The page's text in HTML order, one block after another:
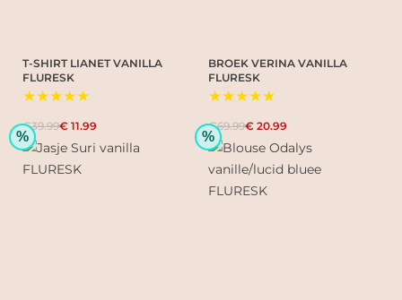
T-SHIRT LIANET VANILLA
FLURESK
★★★★★
€39.99€ 11.99
BROEK VERINA VANILLA
FLURESK
★★★★★
€69.99€ 20.99
% %